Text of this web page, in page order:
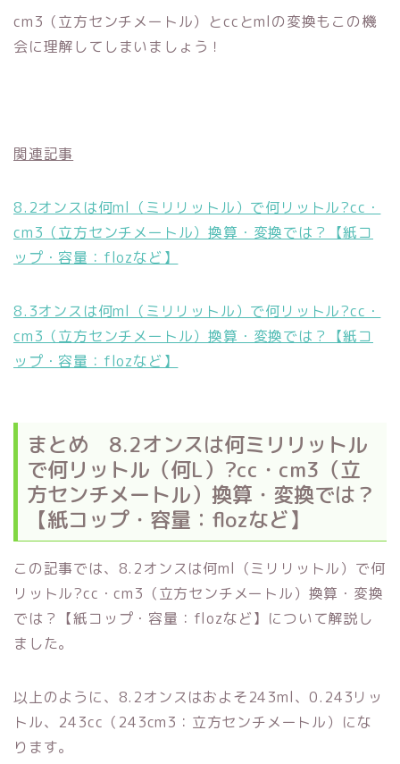
cm3（立方センチメートル）とccとmlの変換もこの機
会に理解してしまいましょう！
関連記事
8.2オンスは何ml（ミリリットル）で何リットル?cc・
cm3（立方センチメートル）換算・変換では？【紙コ
ップ・容量：flozなど】
8.3オンスは何ml（ミリリットル）で何リットル?cc・
cm3（立方センチメートル）換算・変換では？【紙コ
ップ・容量：flozなど】
まとめ 8.2オンスは何ミリリットル
で何リットル（何L）?cc・cm3（立
方センチメートル）換算・変換では？
【紙コップ・容量：flozなど】
この記事では、8.2オンスは何ml（ミリリットル）で何
リットル?cc・cm3（立方センチメートル）換算・変換
では？【紙コップ・容量：flozなど】について解説し
ました。
以上のように、8.2オンスはおよそ243ml、0.243リッ
トル、243cc（243cm3：立方センチメートル）にな
ります。